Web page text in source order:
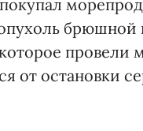
брюшной
провели
от остановки